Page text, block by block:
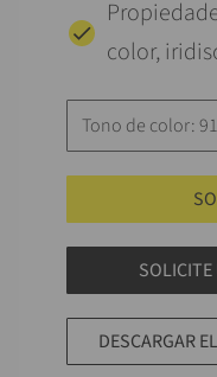
color,
Tono de color:
DESCARGAR